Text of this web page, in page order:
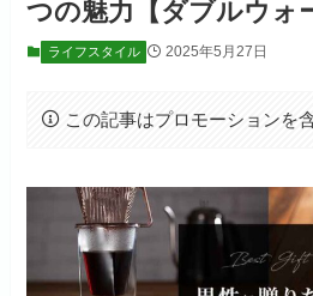
つの魅力【ダブルウォ
ライフスタイル 2025年5月27日
この記事はプロモーションを